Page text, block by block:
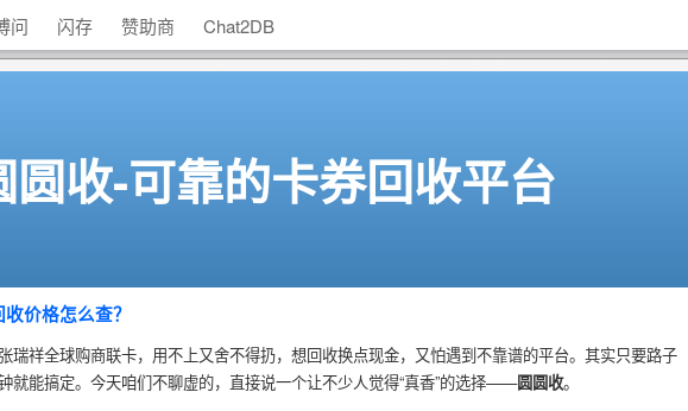
问 闪存 赞助商 Chat2DB
圆收-可靠的卡券回收平台
价格怎么查？
瑞祥全球购商联卡，用不上又舍不得扔，想回收换点现金，又怕遇到不靠谱的平台。其实只要路子
就能搞定。今天咱们不聊虚的，直接说一个让不少人觉得“真香”的选择——圆圆收。